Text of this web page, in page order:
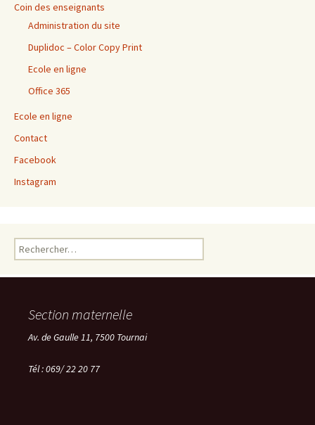
Coin des enseignants
Administration du site
Duplidoc – Color Copy Print
Ecole en ligne
Office 365
Ecole en ligne
Contact
Facebook
Instagram
Rechercher :
Section maternelle
Av. de Gaulle 11, 7500 Tournai
Tél : 069/ 22 20 77